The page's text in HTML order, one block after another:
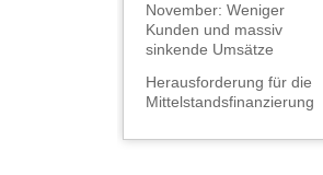
November: Weniger
Kunden und massiv
sinkende Umsätze
Herausforderung für die
Mittelstandsfinanzierung